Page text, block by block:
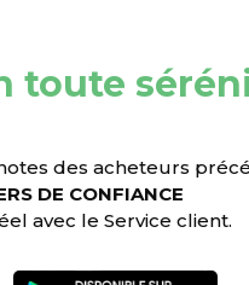
toute
des acheteurs
DE CONFIANCE
avec le Service client.